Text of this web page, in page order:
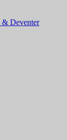
Deventer